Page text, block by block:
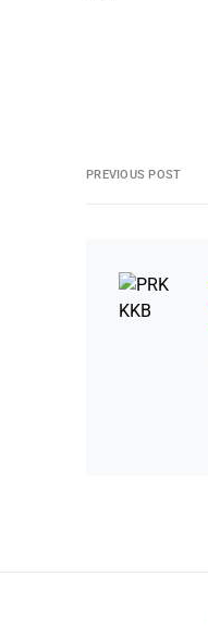
PREVIOUS POST